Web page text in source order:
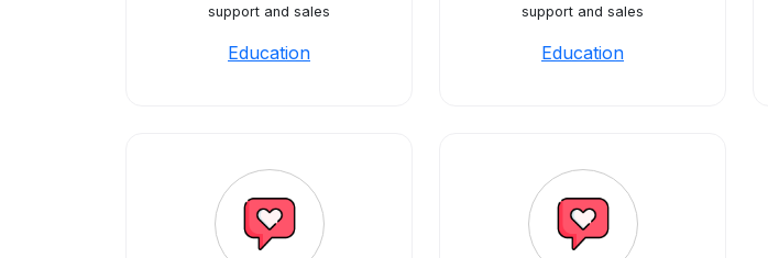
support and sales
Education
support and sales
Education